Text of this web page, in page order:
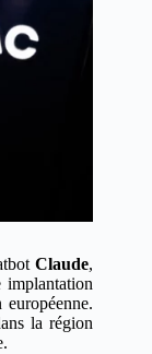
Claude,
implantation
la région